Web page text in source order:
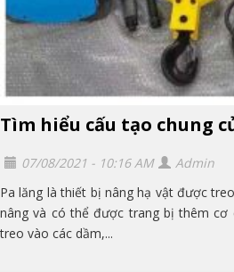
Tìm hiểu cấu tạo chung
07/08/2021 - 10:16 AM
Admin
Pa lăng là thiết bị nâng hạ vật được
nâng và có thể được trang bị thêm cơ
treo vào các dầm,...